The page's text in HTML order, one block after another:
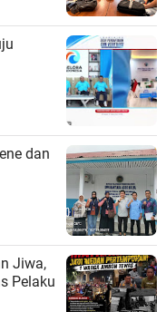
dan
Jiwa,
Pelaku